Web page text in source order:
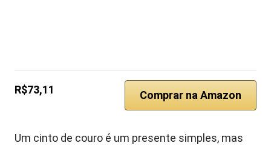
R$73,11 Comprar na Amazon
Um cinto de couro é um presente simples, mas